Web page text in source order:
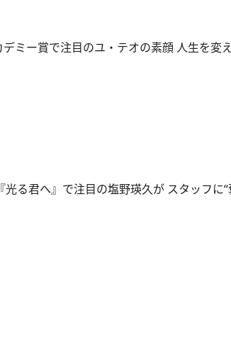
ミー賞で注目のユ・テオの素顔 人生を変
光る君へ』で注目の塩野瑛久が スタッフに